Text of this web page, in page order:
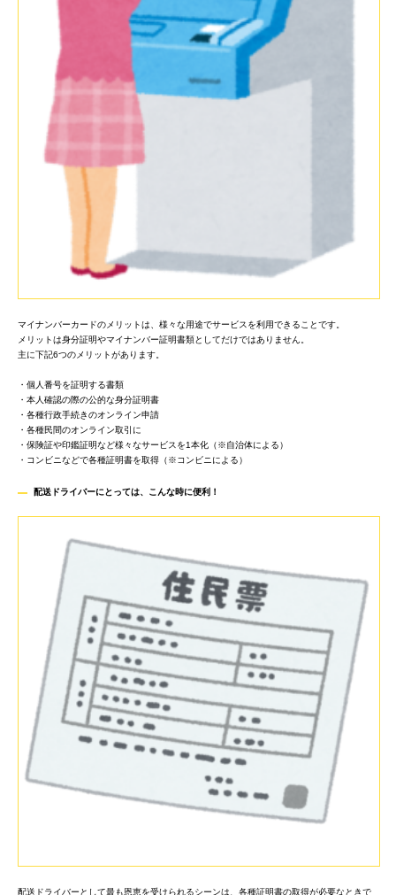
マイナンバーカードのメリットは、様々な用途でサービスを利用できることです。
メリットは身分証明やマイナンバー証明書類としてだけではありません。
主に下記6つのメリットがあります。
・個人番号を証明する書類
・本人確認の際の公的な身分証明書
・各種行政手続きのオンライン申請
・各種民間のオンライン取引に
・保険証や印鑑証明など様々なサービスを1本化（※自治体による）
・コンビニなどで各種証明書を取得（※コンビニによる）
配送ドライバーにとっては、こんな時に便利 ！
配送ドライバーとして最も恩恵を受けられるシーンは、各種証明書の取得が必要なときで